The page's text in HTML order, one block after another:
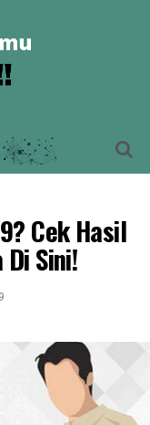
Cek Hasil
Sini!